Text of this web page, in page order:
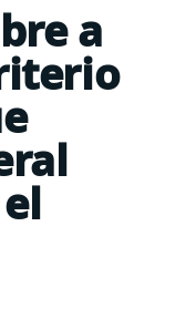
a